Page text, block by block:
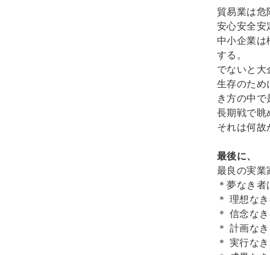
貿易業は危
安心安全安
中小企業は
する。
でないと大
生存のため
き方の中
長期戦で眺
それは何
最後に、
最良の実業
＊夢なき
＊ 理想な
＊ 信念な
＊ 計画な
＊ 実行な